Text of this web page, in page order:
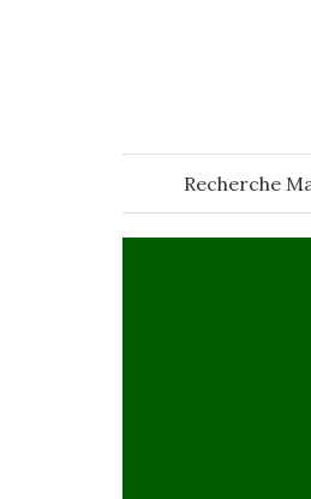
Recherche